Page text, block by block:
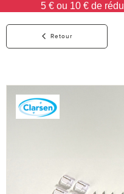
5 € ou 10 € de
Retour